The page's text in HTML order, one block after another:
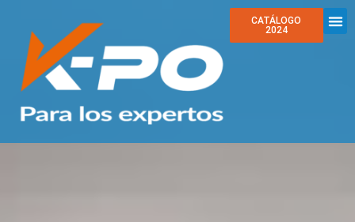
CATÁLOGO
2024